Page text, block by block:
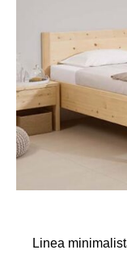
Linea